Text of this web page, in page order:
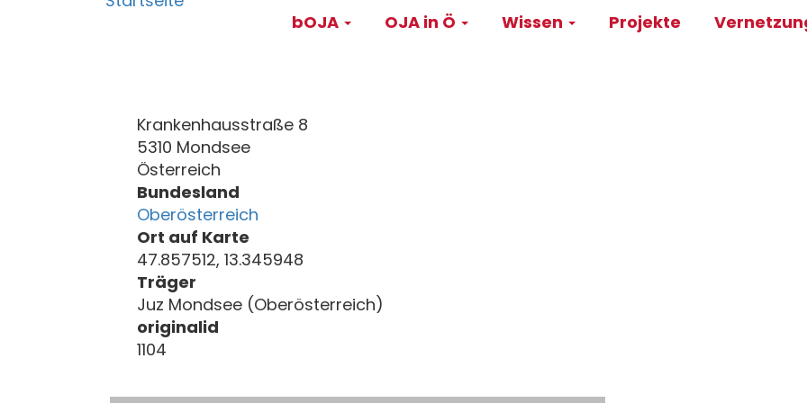
Main
bOJA OJA in Ö Wissen Projekte
Krankenhausstraße 8
5310 Mondsee
Österreich
Bundesland
Oberösterreich
Ort auf Karte
47.857512, 13.345948
Träger
Juz Mondsee (Oberösterreich)
originalid
1104